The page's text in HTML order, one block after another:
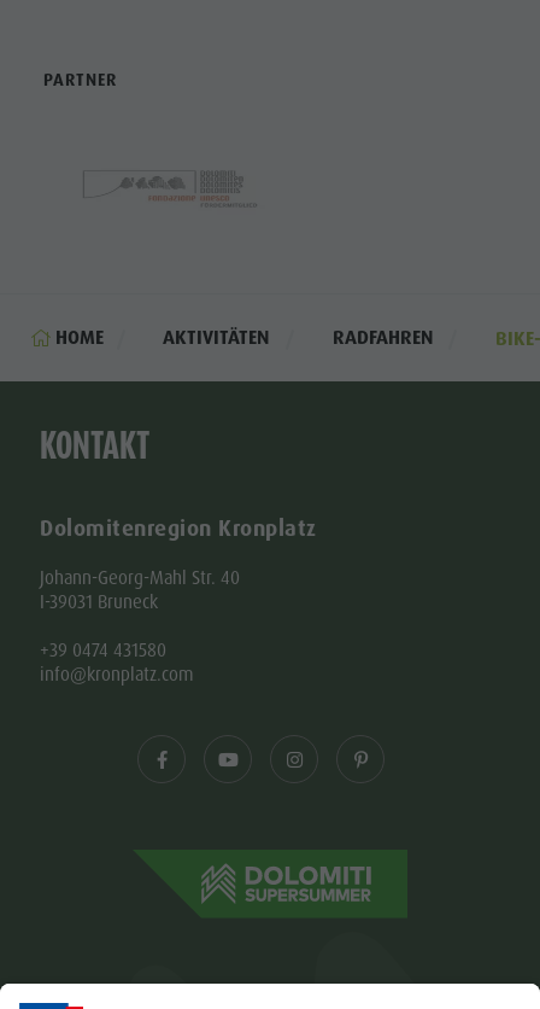
PARTNER
HOME AKTIVITÄTEN RADFAHREN
KONTAKT
Dolomitenregion Kronplatz
Johann-Georg-Mahl Str. 40
I-39031 Bruneck
+39 0474 431580
info@kronplatz.com